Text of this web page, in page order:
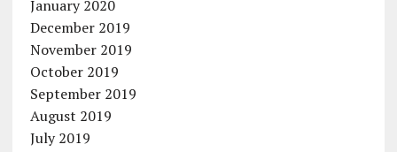
January 2020
December 2019
November 2019
October 2019
September 2019
August 2019
July 2019